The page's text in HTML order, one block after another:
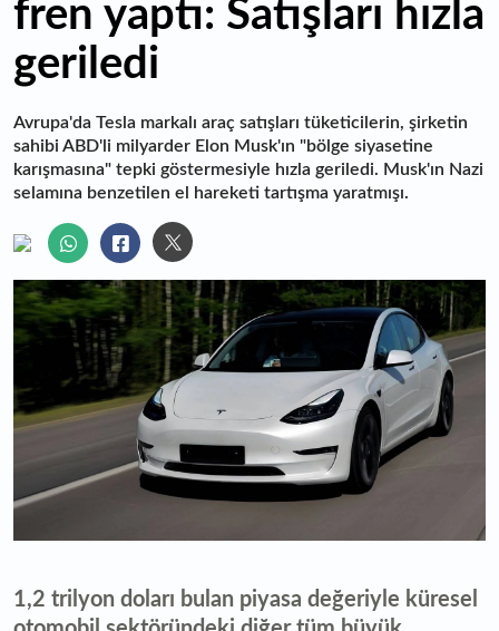
fren yaptı: Satışları hızla
geriledi
Avrupa'da Tesla markalı araç satışları tüketicilerin, şirketin
sahibi ABD'li milyarder Elon Musk'ın "bölge siyasetine
karışmasına" tepki göstermesiyle hızla geriledi. Musk'ın Nazi
selamına benzetilen el hareketi tartışma yaratmışı.
1,2 trilyon doları bulan piyasa değeriyle küresel